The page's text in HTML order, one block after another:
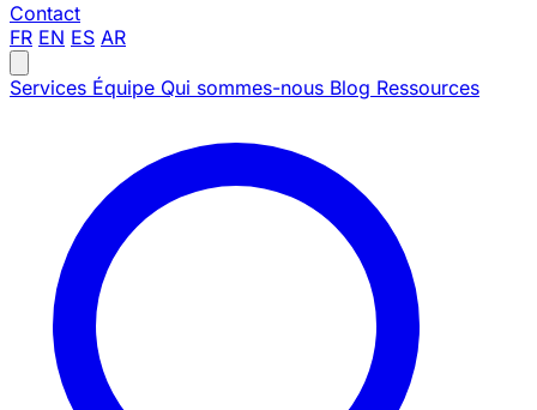
Contact
FR EN ES AR
Services Équipe Qui sommes-nous Blog Ressources